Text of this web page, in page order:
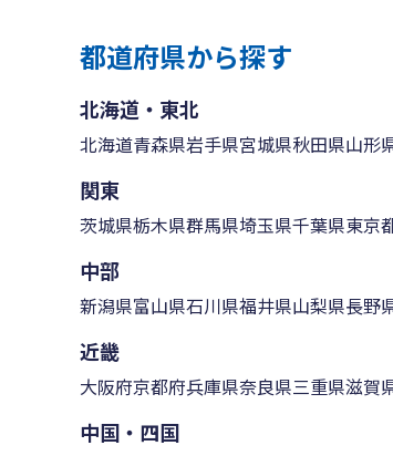
都道府県から探す
北海道・東北
北海道青森県岩手県宮城県秋田県山形
関東
茨城県栃木県群馬県埼玉県千葉県東京
中部
新潟県富山県石川県福井県山梨県長野
近畿
大阪府京都府兵庫県奈良県三重県滋賀
中国・四国